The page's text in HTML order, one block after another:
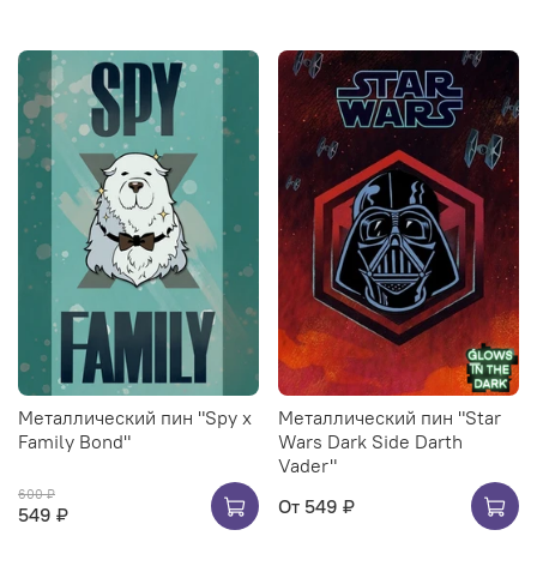
Металлический пин "Spy x
Family Bond"
600 ₽
549 ₽
Металлический пин "Star
Wars Dark Side Darth
Vader"
От 549 ₽